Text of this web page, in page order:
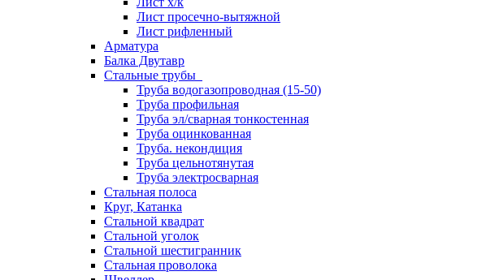
Лист просечно-вытяжной
Лист рифленный
Арматура
Балка Двутавр
Стальные трубы
Труба водогазопроводная (15-50)
Труба профильная
Труба эл/сварная тонкостенная
Труба оцинкованная
Труба. некондиция
Труба цельнотянутая
Труба электросварная
Стальная полоса
Круг, Катанка
Стальной квадрат
Стальной уголок
Стальной шестигранник
Стальная проволока